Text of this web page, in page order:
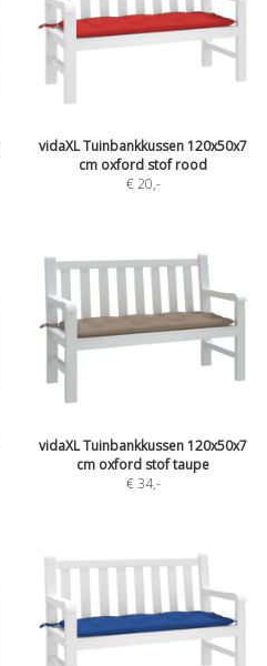
vidaXL Tuinbankkussen 120x50x7
cm oxford stof rood
€ 20,-
vidaXL Tuinbankkussen 120x50x7
cm oxford stof taupe
€ 34,-